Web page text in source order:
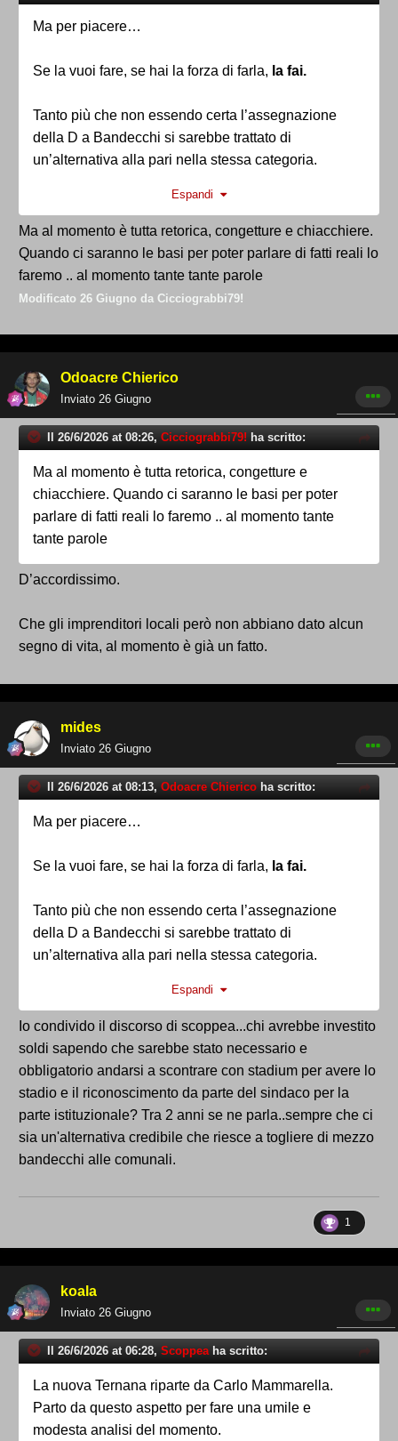
Ma per piacere…
Se la vuoi fare, se hai la forza di farla, la fai.
Tanto più che non essendo certa l’assegnazione
della D a Bandecchi si sarebbe trattato di
un’alternativa alla pari nella stessa categoria.
, non su congetture, ipotesi
ed opinioni personali, diversamente si tratta
soltanto di retorica fine a se stessa.
Espandi
Ma al momento è tutta retorica, congetture e chiacchiere.
Quando ci saranno le basi per poter parlare di fatti reali lo
faremo .. al momento tante tante parole
Modificato 26 Giugno da Cicciograbbi79!
Odoacre Chierico
Inviato 26 Giugno
Il 26/6/2026 at 08:26, Cicciograbbi79! ha scritto:
Ma al momento è tutta retorica, congetture e
chiacchiere. Quando ci saranno le basi per poter
parlare di fatti reali lo faremo .. al momento tante
tante parole
D’accordissimo.
Che gli imprenditori locali però non abbiano dato alcun
segno di vita, al momento è già un fatto.
mides
Inviato 26 Giugno
Il 26/6/2026 at 08:13, Odoacre Chierico ha scritto:
Ma per piacere…
Se la vuoi fare, se hai la forza di farla, la fai.
Tanto più che non essendo certa l’assegnazione
della D a Bandecchi si sarebbe trattato di
un’alternativa alla pari nella stessa categoria.
, non su congetture, ipotesi
ed opinioni personali, diversamente si tratta
soltanto di retorica fine a se stessa.
Espandi
Io condivido il discorso di scoppea...chi avrebbe investito
soldi sapendo che sarebbe stato necessario e
obbligatorio andarsi a scontrare con stadium per avere lo
stadio e il riconoscimento da parte del sindaco per la
parte istituzionale? Tra 2 anni se ne parla..sempre che ci
sia un'alternativa credibile che riesce a togliere di mezzo
bandecchi alle comunali.
1
koala
Inviato 26 Giugno
Il 26/6/2026 at 06:28, Scoppeaha scritto:
La nuova Ternana riparte da Carlo Mammarella.
Parto da questo aspetto per fare una umile e
modesta analisi del momento.